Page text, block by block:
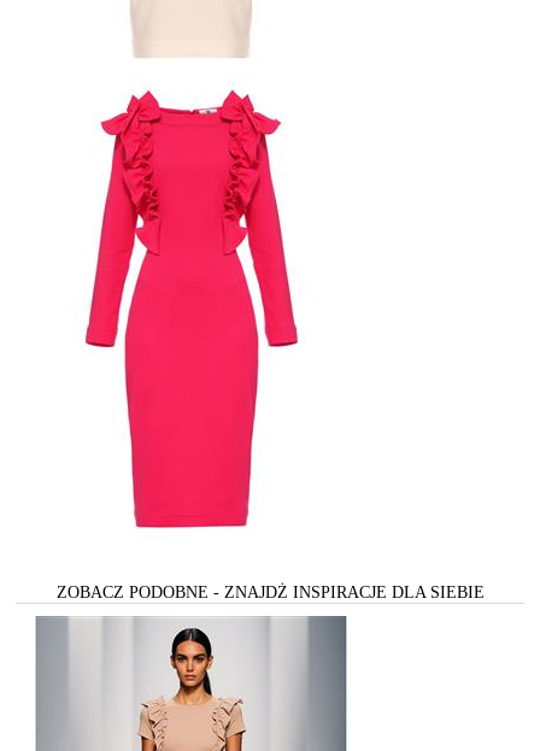
ZOBACZ PODOBNE - ZNAJDŻ INSPIRACJE DLA SIEBIE